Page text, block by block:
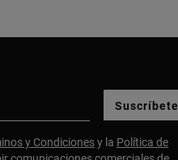
Suscríbete
y Condicionesy la Política de